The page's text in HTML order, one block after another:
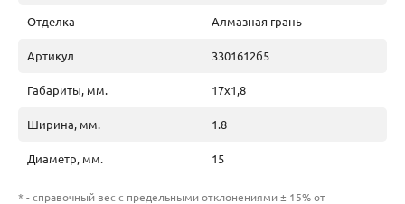
Отделка Алмазная грань
Артикул 3301612б5
Габариты, мм. 17х1,8
Ширина, мм. 1.8
Диаметр, мм. 15
* - справочный вес с предельными отклонениями ± 15% от